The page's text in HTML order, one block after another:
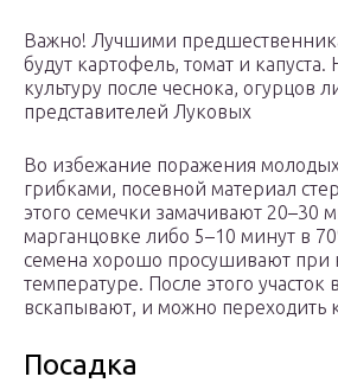
Важно! Лучшими
будут картофель, томат и капуста.
культуру после чеснока, огурцов
представителей Луковых
Во избежание поражения
грибками, посевной материал
этого семечки замачивают 20–30
марганцовке либо 5–10 минут в
семена хорошо просушивают при
температуре. После этого
вскапывают, и можно переходить
Посадка